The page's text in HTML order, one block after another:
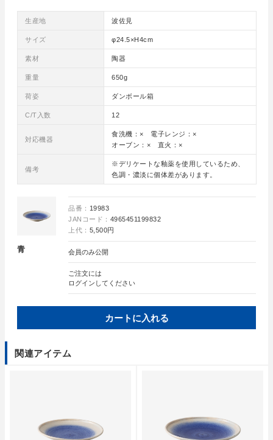
生産地 波佐見
サイズ φ24.5×H4cm
素材 陶器
重量 650g
荷姿 ダンボール箱
C/T入数 12
対応機器
食洗機：× 電子レンジ：×
オーブン：× 直火：×
備考
※デリケートな釉薬を使用しているため、
色調・濃淡に個体差があります。
青
品番： 19983
JANコード： 4965451199832
上代： 5,500円
会員のみ公開
ご注文には
ログイン してください
カートに入れる
関連アイテム